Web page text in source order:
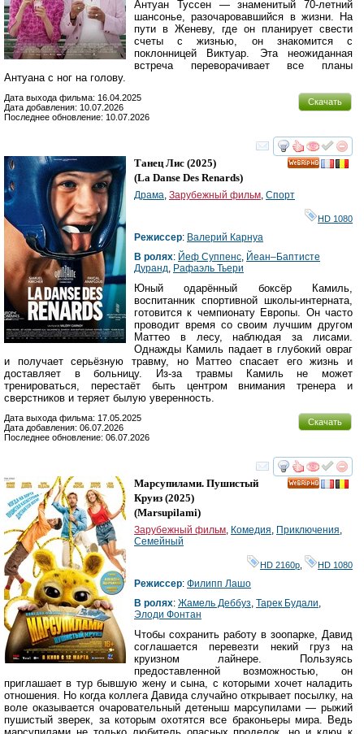
Антуан Туссен — знаменитый 70-летний
шансонье, разочаровавшийся в жизни. На
пути в Женеву, где он планирует свести
счеты с жизнью, он знакомится с
поклонницей Виктуар. Эта неожиданная
встреча переворачивает все планы
Антуана с ног на голову.
Скачать
Дата выхода фильма: 16.04.2025
Дата добавления: 10.07.2026
Последнее обновление: 10.07.2026
смотреть
Танец Лис (2025)
(La Danse Des Renards)
Драма Зарубежный фильм Спорт
HD 1080
Режиссер: Валерий Карнуа
В ролях: Йеф Cуппенс Йеан–Баптисте
Дуранд Рафаэль Тьери
Юный одарённый боксёр Камиль,
воспитанник спортивной школы-интерната,
готовится к чемпионату Европы. Он часто
проводит время со своим лучшим другом
Маттео в лесу, наблюдая за лисами.
Однажды Камиль падает в глубокий овраг
и получает серьёзную травму, но Маттео спасает его жизнь и
доставляет в больницу. Из-за травмы Камиль не может
тренироваться, перестаёт быть центром внимания тренера и
сверстников и теряет былую уверенность.
Скачать
Дата выхода фильма: 17.05.2025
Дата добавления: 06.07.2026
Последнее обновление: 06.07.2026
смотреть
Марсупилами. Пушистый
Круиз (2025)
(Marsupilami)
Зарубежный фильм Комедия Приключения
Семейный
HD 2160р HD 1080
Режиссер: Филипп Лашо
В ролях: Жамель Деббуз Тарек Будали
Элоди Фонтан
Чтобы сохранить работу в зоопарке, Давид
соглашается перевезти некий груз на
круизном лайнере. Пользуясь
предоставленной возможностью, он
приглашает в тур бывшую жену и сына, с которыми хочет наладить
отношения. Но когда коллега Давида случайно открывает посылку, на
воле оказывается очаровательный детеныш марсупилами — рыжий
пушистый зверек, за которым охотятся все браконьеры мира. Ведь